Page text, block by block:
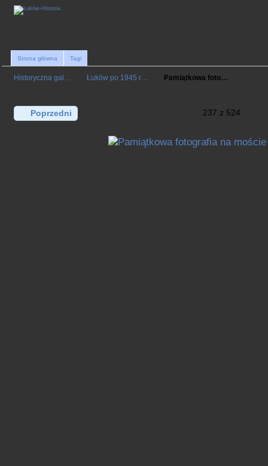
Strona główna Tagi
Historyczna gal… Łuków po 1945 r… Pamiątkowa foto…
Poprzedni 237 z 524